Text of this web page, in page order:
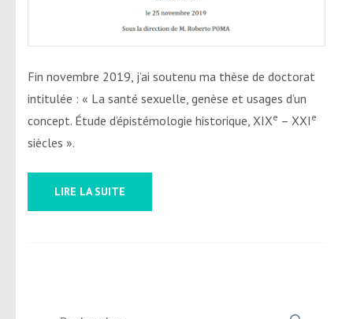
Fin novembre 2019, j’ai soutenu ma thèse de doctorat
intitulée : « La santé sexuelle, genèse et usages d’un
concept. Étude d’épistémologie historique, XIXe – XXI e
siècles ».
LIRE LA SUITE